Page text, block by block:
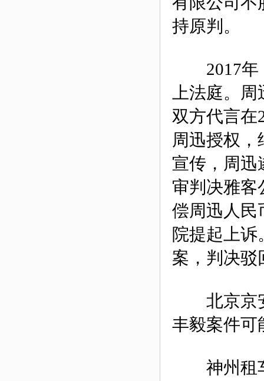
持原判。
2017年，
上法庭。
双方代言在
周迅授权
宣传，周迅
审判决雅客
偿周迅人民
院提起上诉
案，判决驳
北京京安
丰毅案件可
神州租车